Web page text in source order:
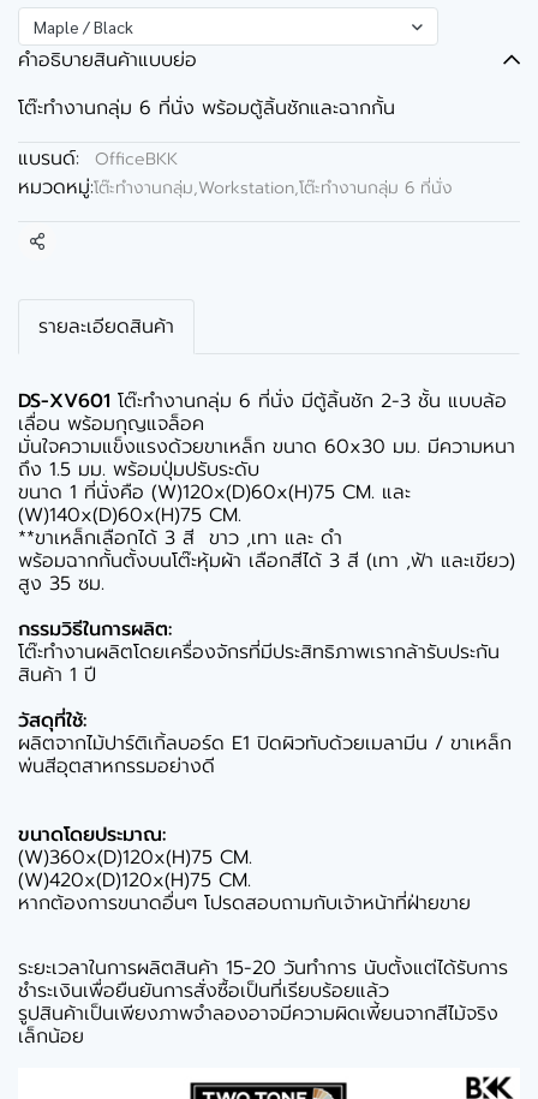
Maple / Black
คำอธิบายสินค้าแบบย่อ
โต๊ะทำงานกลุ่ม 6 ที่นั่ง พร้อมตู้ลิ้นชักและฉากกั้น
แบรนด์:
OfficeBKK
หมวดหมู่:โต๊ะทำงานกลุ่ม,Workstation,โต๊ะทำงานกลุ่ม 6 ที่นั่ง
แชร์
รายละเอียดสินค้า
DS-XV601 โต๊ะทำงานกลุ่ม 6 ที่นั่ง มีตู้ลิ้นชัก 2-3 ชั้น แบบล้อ
เลื่อน พร้อมกุญแจล็อค
มั่นใจความแข็งแรงด้วยขาเหล็ก ขนาด 60x30 มม. มีความหนา
ถึง 1.5 มม. พร้อมปุ่มปรับระดับ
ขนาด 1 ที่นั่งคือ (W)120x(D)60x(H)75 CM. และ
(W)140x(D)60x(H)75 CM.
**ขาเหล็กเลือกได้ 3 สี ขาว ,เทา และ ดำ
พร้อมฉากกั้นตั้งบนโต๊ะหุ้มผ้า เลือกสีได้ 3 สี (เทา ,ฟ้า และเขียว)
สูง 35 ซม.
กรรมวิธีในการผลิต:
โต๊ะทำงานผลิตโดยเครื่องจักรที่มีประสิทธิภาพเรากล้ารับประกัน
สินค้า 1 ปี
วัสดุที่ใช้:
ผลิตจากไม้ปาร์ติเกิ้ลบอร์ด E1 ปิดผิวทับด้วยเมลามีน / ขาเหล็ก
พ่นสีอุตสาหกรรมอย่างดี
ขนาดโดยประมาณ:
(W)360x(D)120x(H)75 CM.
(W)420x(D)120x(H)75 CM.
หากต้องการขนาดอื่นๆ โปรดสอบถามกับเจ้าหน้าที่ฝ่ายขาย
ระยะเวลาในการผลิตสินค้า 15-20 วันทำการ นับตั้งแต่ได้รับการ
ชำระเงินเพื่อยืนยันการสั่งซื้อเป็นที่เรียบร้อยแล้ว
รูปสินค้าเป็นเพียงภาพจำลองอาจมีความผิดเพี้ยนจากสีไม้จริง
เล็กน้อย